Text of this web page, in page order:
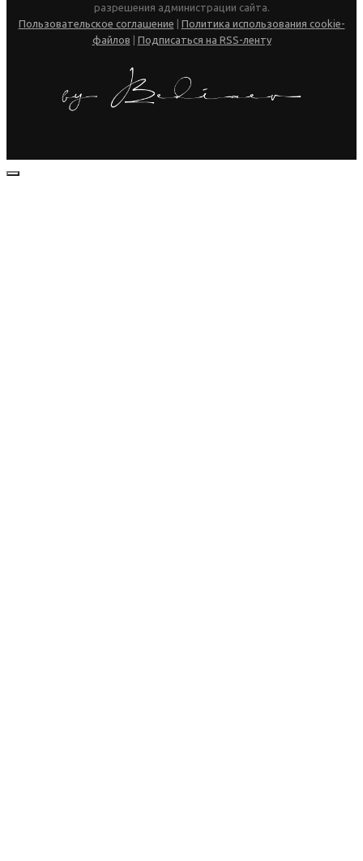
разрешения администрации сайта.
Пользовательское соглашение
Политика использования cookie-
файлов
Подписаться на RSS-ленту